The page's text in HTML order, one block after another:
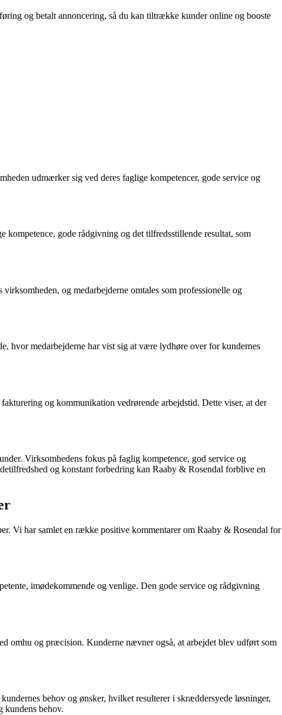
og betalt annoncering, så du kan tiltrække kunder online og booste
udmærker sig ved deres faglige kompetencer, gode service og
gode rådgivning og det tilfredsstillende resultat, som
og medarbejderne omtales som professionelle og
hvor medarbejderne har vist sig at være lydhøre over for kundernes
og kommunikation vedrørende arbejdstid. Dette viser, at der
Virksomhedens fokus på faglig kompetence, god service og
og konstant forbedring kan Raaby & Rosendal forblive en
Vi har samlet en række positive kommentarer om Raaby & Rosendal for
imødekommende og venlige. Den gode service og rådgivning
omhu og præcision. Kunderne nævner også, at arbejdet blev udført som
behov og ønsker, hvilket resulterer i skræddersyede løsninger,
kundens behov.